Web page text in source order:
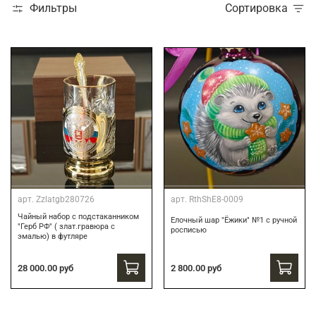
Фильтры Сортировка
арт. Zzlatgb280726
Чайный набор с подстаканником
"Герб РФ" ( злат.гравюра с
эмалью) в футляре
28 000.00 руб
арт. RthShE8-0009
Елочный шар "Ёжики" №1 с ручной
росписью
2 800.00 руб